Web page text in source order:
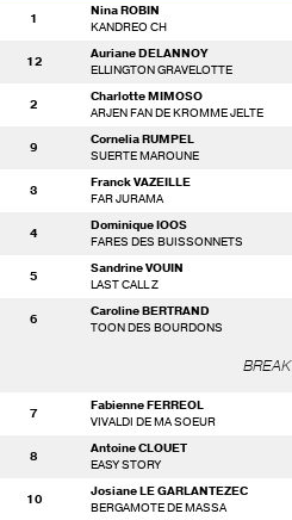
1
Nina ROBIN
KANDREO CH
12
Auriane DELANNOY
ELLINGTON GRAVELOTTE
2
Charlotte MIMOSO
ARJEN FAN DE KROMME JELTE
9
Cornelia RUMPEL
SUERTE MAROUNE
3
Franck VAZEILLE
FAR JURAMA
4
Dominique IOOS
FARES DES BUISSONNETS
5
Sandrine VOUIN
LAST CALL Z
6
Caroline BERTRAND
TOON DES BOURDONS
BREAK
7
Fabienne FERREOL
VIVALDI DE MA SOEUR
8
Antoine CLOUET
EASY STORY
10
Josiane LE GARLANTEZEC
BERGAMOTE DE MASSA